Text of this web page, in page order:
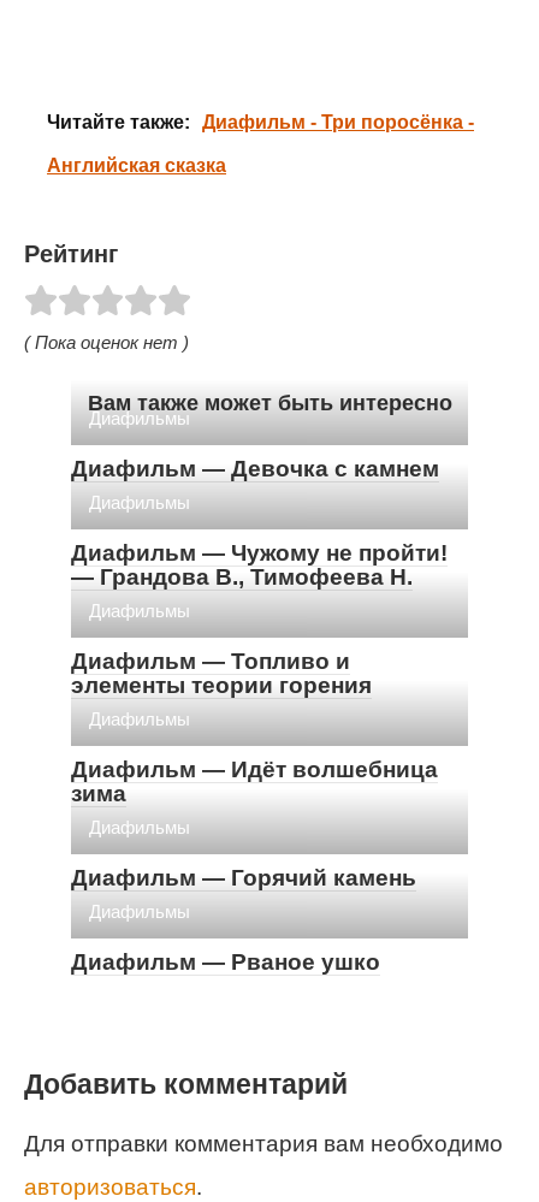
Читайте также: Диафильм - Три поросёнка -
Английская сказка
Рейтинг
( Пока оценок нет )
Вам также может быть интересно
Диафильмы
Диафильм — Девочка с камнем
Диафильмы
Диафильм — Чужому не пройти!
— Грандова В., Тимофеева Н.
Диафильмы
Диафильм — Топливо и
элементы теории горения
Диафильмы
Диафильм — Идёт волшебница
зима
Диафильмы
Диафильм — Горячий камень
Диафильмы
Диафильм — Рваное ушко
Добавить комментарий
Для отправки комментария вам необходимо
авторизоваться.